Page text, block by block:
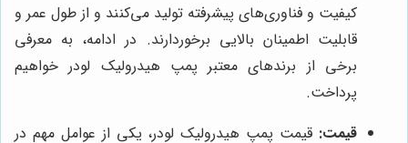
کیفیت و فناوری‌های پیشرفته تولید می‌کنند و از طول عمر و
قابلیت اطمینان بالایی برخوردارند. در ادامه، به معرفی
برخی از برندهای معتبر پمپ هیدرولیک لودر خواهیم
پرداخت.
قیمت: قیمت پمپ هیدرولیک لودر، یکی از عوامل مهم در